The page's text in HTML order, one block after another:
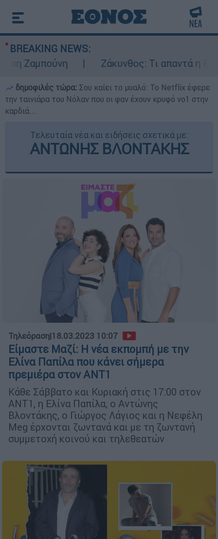
BREAKING NEWS:
Ζάκυνθος: Τι απαντά η ΕΛΑΣ
δημοφιλές τώρα: Σου καίει το μυαλό: Το Netflix έφερε
την ταινιάρα του Νόλαν που οι φαν έχουν κρυφό νο1 στην
καρδιά...
Τελευταία νέα και ειδήσεις σχετικά με:
ΑΝΤΩΝΗΣ ΒΛΟΝΤΑΚΗΣ
Τηλεόραση|18.03.2023 10:07
Είμαστε Μαζί: Η νέα εκπομπή με την
Ελίνα Παπίλα που κάνει σήμερα
πρεμιέρα στον ΑΝΤ1
Κάθε Σάββατο και Κυριακή στις 17:00 στον
ΑΝΤ1, η Ελίνα Παπίλα, ο Αντώνης
Βλοντάκης, ο Γιώργος Λάγιος και η Νεφέλη
Meg έρχονται ζωντανά και με τη ζωντανή
συμμετοχή κοινού και τηλεθεατών